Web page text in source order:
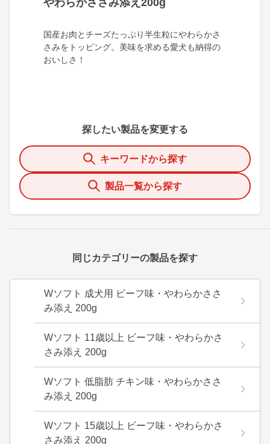
国産お肉とチーズたっぷり半生粒にやわらかさ
さみをトッピング。美味を求める愛犬も納得の
おいしさ！
探したい製品を変更する
キーワードから探す
製品一覧から探す
同じカテゴリーの製品を探す
Wソフト 成犬用 ビーフ味・やわらかささ
み添え 200g
Wソフト 11歳以上 ビーフ味・やわらかさ
さみ添え 200g
Wソフト 低脂肪 チキン味・やわらかささ
み添え 200g
Wソフト 15歳以上 ビーフ味・やわらかさ
さみ添え 200g